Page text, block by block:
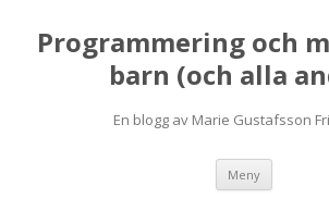
Programmering och
barn (och alla
En blogg av Marie Gustafsson
Meny